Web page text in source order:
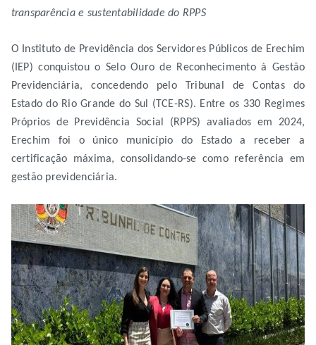
transparência e sustentabilidade do RPPS
O Instituto de Previdência dos Servidores Públicos de Erechim
(IEP) conquistou o Selo Ouro de Reconhecimento à Gestão
Previdenciária, concedendo pelo Tribunal de Contas do
Estado do Rio Grande do Sul (TCE-RS). Entre os 330 Regimes
Próprios de Previdência Social (RPPS) avaliados em 2024,
Erechim foi o único município do Estado a receber a
certificação máxima, consolidando-se como referência em
gestão previdenciária.